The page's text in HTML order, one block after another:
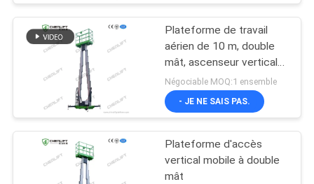
Plateforme de travail
aérien de 10 m, double
mât, ascenseur vertical
avec plateforme
d'extension
Négociable MOQ:1 ensemble
- JE NE SAIS PAS.
Plateforme d'accès
vertical mobile à double
mât